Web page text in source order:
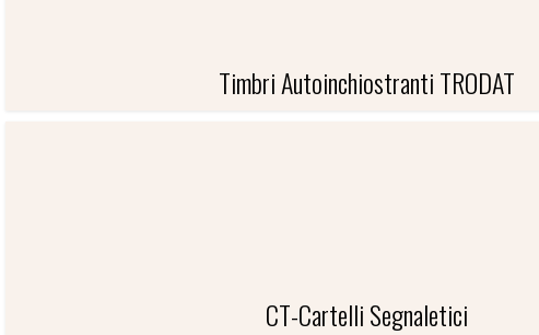
Timbri Autoinchiostranti TRODAT
CT-Cartelli Segnaletici